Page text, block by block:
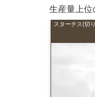
生産量上
スターチス(切